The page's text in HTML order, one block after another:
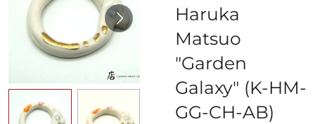
Haruka
Matsuo
"Garden
Galaxy" (K-HM-
GG-CH-AB)